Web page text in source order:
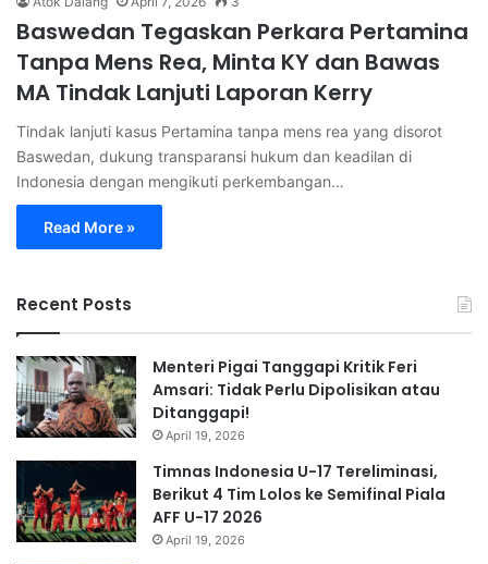
Baswedan Tegaskan Perkara Pertamina
Tanpa Mens Rea, Minta KY dan Bawas
MA Tindak Lanjuti Laporan Kerry
Tindak lanjuti kasus Pertamina tanpa mens rea yang disorot
Baswedan, dukung transparansi hukum dan keadilan di
Indonesia dengan mengikuti perkembangan…
Read More »
Recent Posts
Menteri Pigai Tanggapi Kritik Feri
Amsari: Tidak Perlu Dipolisikan atau
Ditanggapi!
April 19, 2026
Timnas Indonesia U-17 Tereliminasi,
Berikut 4 Tim Lolos ke Semifinal Piala
AFF U-17 2026
April 19, 2026